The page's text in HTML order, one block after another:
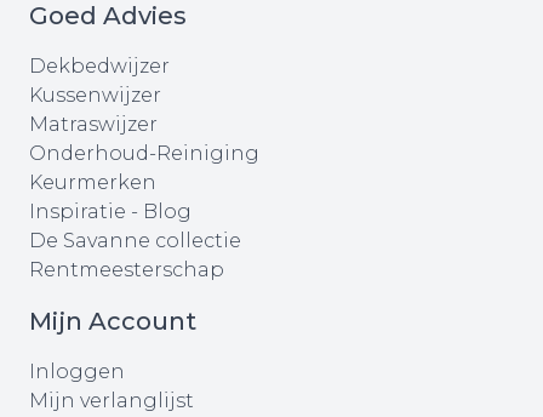
Goed Advies
Dekbedwijzer
Kussenwijzer
Matraswijzer
Onderhoud-Reiniging
Keurmerken
Inspiratie - Blog
De Savanne collectie
Rentmeesterschap
Mijn Account
Inloggen
Mijn verlanglijst